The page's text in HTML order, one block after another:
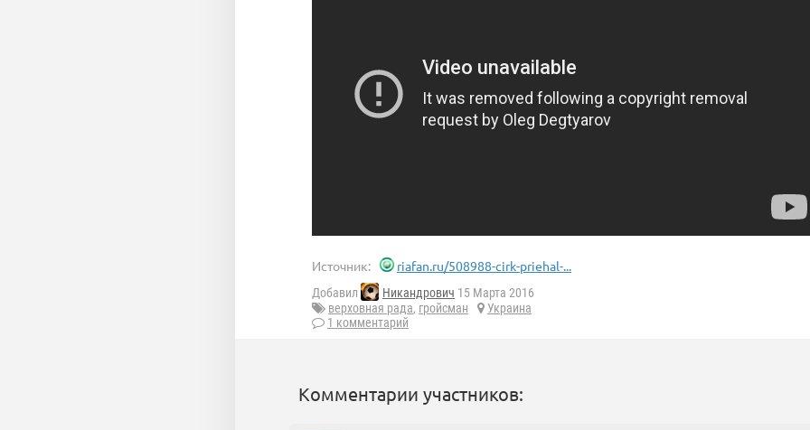
Источник: riafan.ru/508988-cirk-priehal-...
Добавил Никандрович 15 Марта 2016
верховная рада, гройсман
Украина
1 комментарий
Комментарии участников: